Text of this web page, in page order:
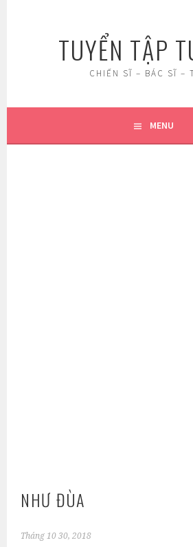
TUYỂN TẬP
CHIẾN SĨ – BÁC SĨ –
MENU
NHƯ ĐÙA
Tháng 10 30, 2018